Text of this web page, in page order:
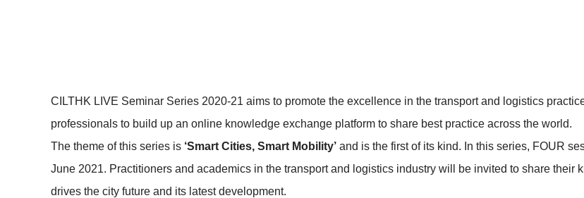
CILTHK LIVE Seminar Series 2020-21 aims to promote the excellence in the transport and logistics
professionals to build up an online knowledge exchange platform to share best practice across the world.
The theme of this series is ‘Smart Cities, Smart Mobility’ and is the first of its kind. In this series, FOUR
June 2021. Practitioners and academics in the transport and logistics industry will be invited to share
drives the city future and its latest development.